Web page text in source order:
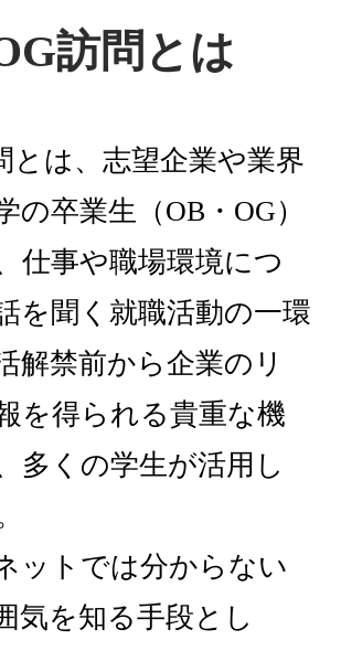
訪問とは
とは、志望企業や業界
の卒業生（OB・OG）
仕事や職場環境につ
を聞く就職活動の一環
解禁前から企業のリ
を得られる貴重な機
多くの学生が活用し
ットでは分からない
気を知る手段とし